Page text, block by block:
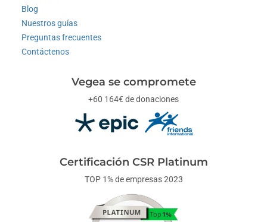
Blog
Nuestros guías
Preguntas frecuentes
Contáctenos
Vegea se compromete
+60 164€ de donaciones
Certificación CSR Platinum
TOP 1% de empresas 2023